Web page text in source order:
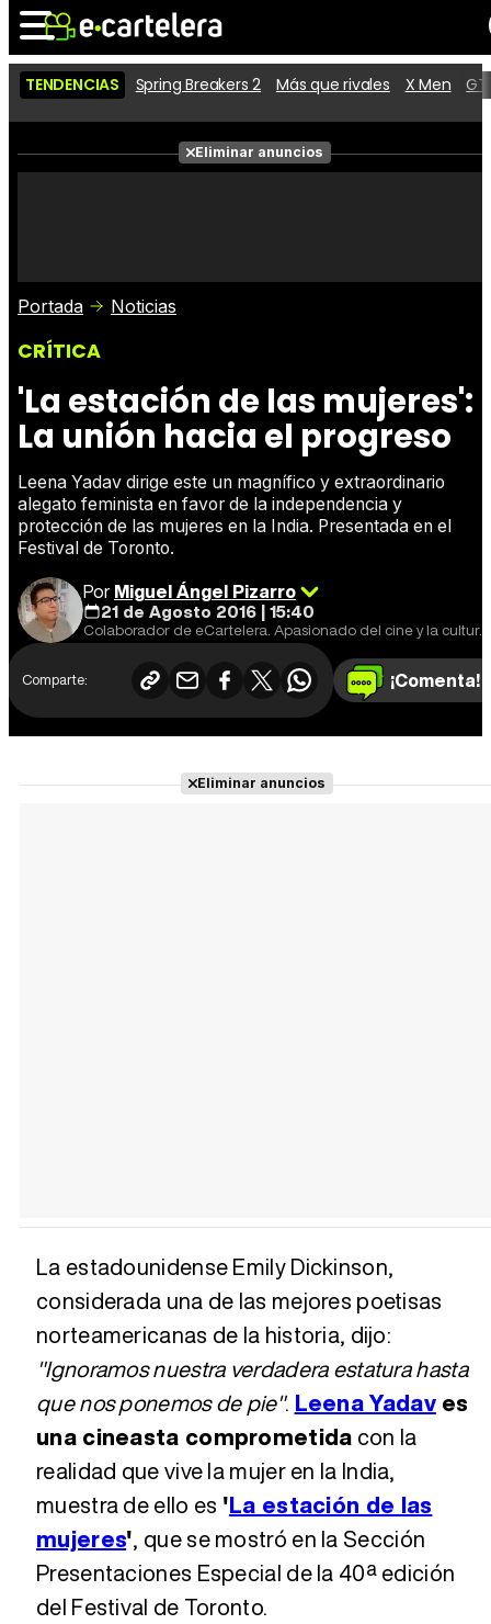
Noticias Cartelera
Películas
Críticas
TENDENCIAS Spring Breakers 2 Más que rivales X Men
Eliminar anuncios
Portada Noticias
CRÍTICA
'La estación de las mujeres':
La unión hacia el progreso
Leena Yadav dirige este un magnífico y extraordinario
alegato feminista en favor de la independencia y
protección de las mujeres en la India. Presentada en el
Festival de Toronto.
PorMiguel Ángel Pizarro
21 de Agosto 2016 | 15:40
Colaborador de eCartelera. Apasionado del cine y la cultura en general. Cine europeo y de animación, mi especialidad.
Comparte: ¡Comenta!
Eliminar anuncios
La estadounidense Emily Dickinson,
considerada una de las mejores poetisas
norteamericanas de la historia, dijo:
"Ignoramos nuestra verdadera estatura hasta
que nos ponemos de pie". Leena Yadaves
una cineasta comprometida con la
realidad que vive la mujer en la India,
muestra de ello es 'La estación de las
mujeres', que se mostró en la Sección
Presentaciones Especial de la 40ª edición
del Festival de Toronto.